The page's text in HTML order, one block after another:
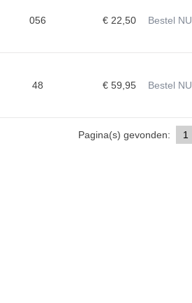
056 € 22,50 Bestel NU
48 € 59,95 Bestel NU
Pagina(s) gevonden: 1